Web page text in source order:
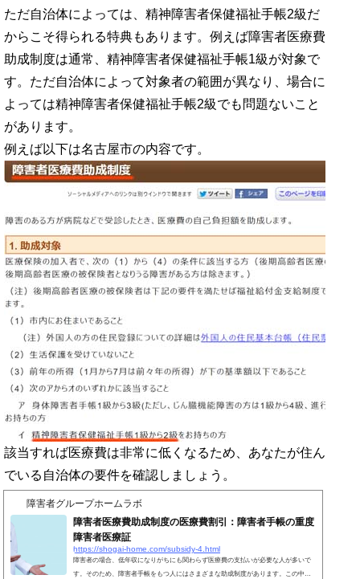
ただ自治体によっては、精神障害者保健福祉手帳2級だ
からこそ得られる特典もあります。例えば障害者医療費
助成制度は通常、精神障害者保健福祉手帳1級が対象で
す。ただ自治体によって対象者の範囲が異なり、場合に
よっては精神障害者保健福祉手帳2級でも問題ないこと
があります。
例えば以下は名古屋市の内容です。
該当すれば医療費は非常に低くなるため、あなたが住ん
でいる自治体の要件を確認しましょう。
障害者グループホームラボ
障害者医療費助成制度の医療費割引：障害者手帳の重度
障害者医療証
https://shogai-home.com/subsidy-4.html
障害者の場合、低年収になりがちにも関わらず医療費の支払いが必要な人が多いで
す。そのため、障害者手帳をもつ人にはさまざまな助成制度があります。この中で